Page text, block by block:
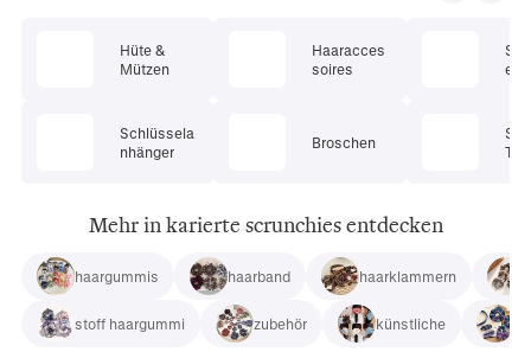
Hüte &
Mützen
Schlüssela
nhänger
Haaracces
soires
Broschen
en
Mehr in karierte scrunchies entdecken
haargummis haarband haarklammern
stoff haargummi zubehör künstliche